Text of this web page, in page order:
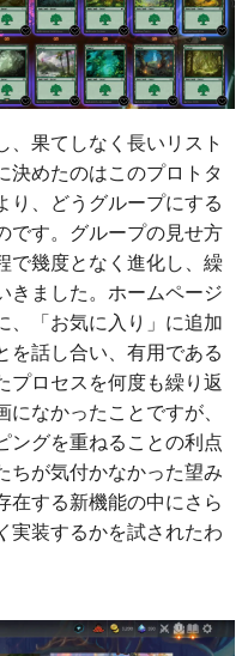
、果てしなく長いリスト
決めたのはこのプロトタ
り、どうグループにする
です。グループの見せ方
で幾度となく進化し、繰
きました。ホームページ
、「お気に入り」に追加
を話し合い、有用である
プロセスを何度も繰り返
なかったことですが、
ングを重ねることの利点
ちが気付かなかった望み
在する新機能の中にさら
実装するかを試されたわ